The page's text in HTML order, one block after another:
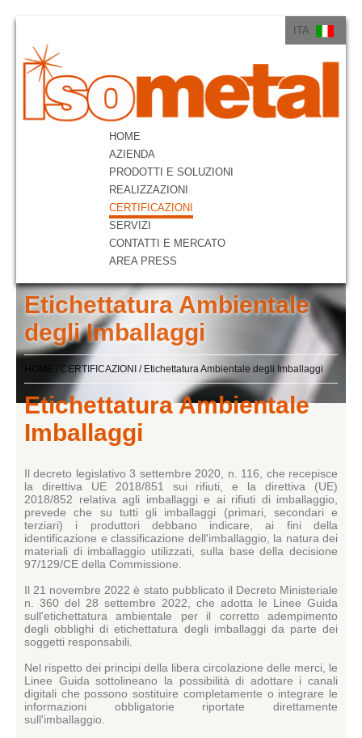
ITA
ENG
HOME
AZIENDA
PRODOTTI E SOLUZIONI
REALIZZAZIONI
CERTIFICAZIONI
SERVIZI
CONTATTI E MERCATO
AREA PRESS
Etichettatura Ambientale
degli Imballaggi
HOME / CERTIFICAZIONI / Etichettatura Ambientale degli Imballaggi
Etichettatura Ambientale
Imballaggi
Il decreto legislativo 3 settembre 2020, n. 116, che recepisce
la direttiva UE 2018/851 sui rifiuti, e la direttiva (UE)
2018/852 relativa agli imballaggi e ai rifiuti di imballaggio,
prevede che su tutti gli imballaggi (primari, secondari e
terziari) i produttori debbano indicare, ai fini della
identificazione e classificazione dell'imballaggio, la natura dei
materiali di imballaggio utilizzati, sulla base della decisione
97/129/CE della Commissione.
Il 21 novembre 2022 è stato pubblicato il Decreto Ministeriale
n. 360 del 28 settembre 2022, che adotta le Linee Guida
sull'etichettatura ambientale per il corretto adempimento
degli obblighi di etichettatura degli imballaggi da parte dei
soggetti responsabili.
Nel rispetto dei principi della libera circolazione delle merci, le
Linee Guida sottolineano la possibilità di adottare i canali
digitali che possono sostituire completamente o integrare le
informazioni obbligatorie riportate direttamente
sull'imballaggio.